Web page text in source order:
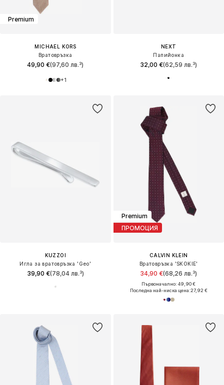
Premium
MICHAEL KORS
Вратовръзка
49,90 €(97,60 лв.³)
+1
NEXT
Папийонка
32,00 €(62,59 лв.³)
KUZZOI
Игла за вратовръзка 'Geo'
39,90 €(78,04 лв.³)
Premium
ПРОМОЦИЯ
CALVIN KLEIN
Вратовръзка 'SKOKIE'
34,90 €(68,26 лв.³)
Първоначално: 49,90 €
Последна най-ниска цена:27,92 €